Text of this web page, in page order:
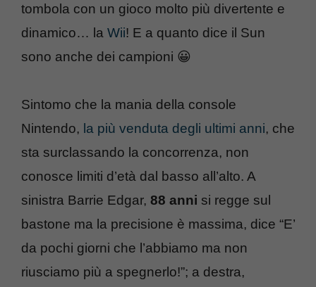
tombola con un gioco molto più divertente e
dinamico… la Wii! E a quanto dice il Sun
sono anche dei campioni 😀
Sintomo che la mania della console
Nintendo, la più venduta degli ultimi anni, che
sta surclassando la concorrenza, non
conosce limiti d’età dal basso all’alto. A
sinistra Barrie Edgar, 88 anni si regge sul
bastone ma la precisione è massima, dice “E’
da pochi giorni che l’abbiamo ma non
riusciamo più a spegnerlo!”; a destra,